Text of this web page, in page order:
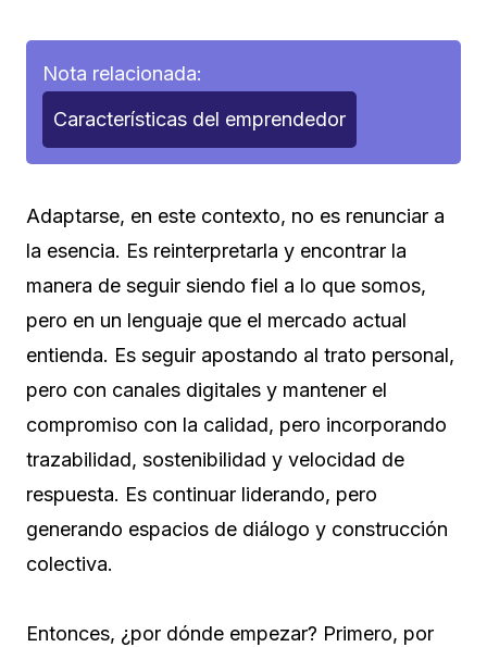
Nota relacionada:
Características del emprendedor
Adaptarse, en este contexto, no es renunciar a
la esencia. Es reinterpretarla y encontrar la
manera de seguir siendo fiel a lo que somos,
pero en un lenguaje que el mercado actual
entienda. Es seguir apostando al trato personal,
pero con canales digitales y mantener el
compromiso con la calidad, pero incorporando
trazabilidad, sostenibilidad y velocidad de
respuesta. Es continuar liderando, pero
generando espacios de diálogo y construcción
colectiva.
Entonces, ¿por dónde empezar? Primero, por